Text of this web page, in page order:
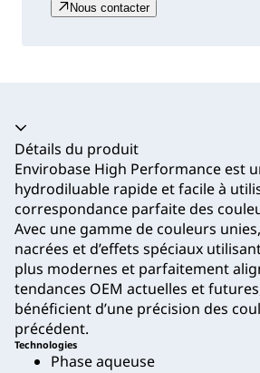
Nous contacter
Accordéon fermé
Détails du produit
Envirobase High Performance est
hydrodiluable rapide et facile à
correspondance parfaite des
Avec une gamme de couleurs
nacrées et d’effets spéciaux
plus modernes et parfaitement
tendances OEM actuelles et
bénéficient d’une précision des
précédent.
Technologies
Phase aqueuse